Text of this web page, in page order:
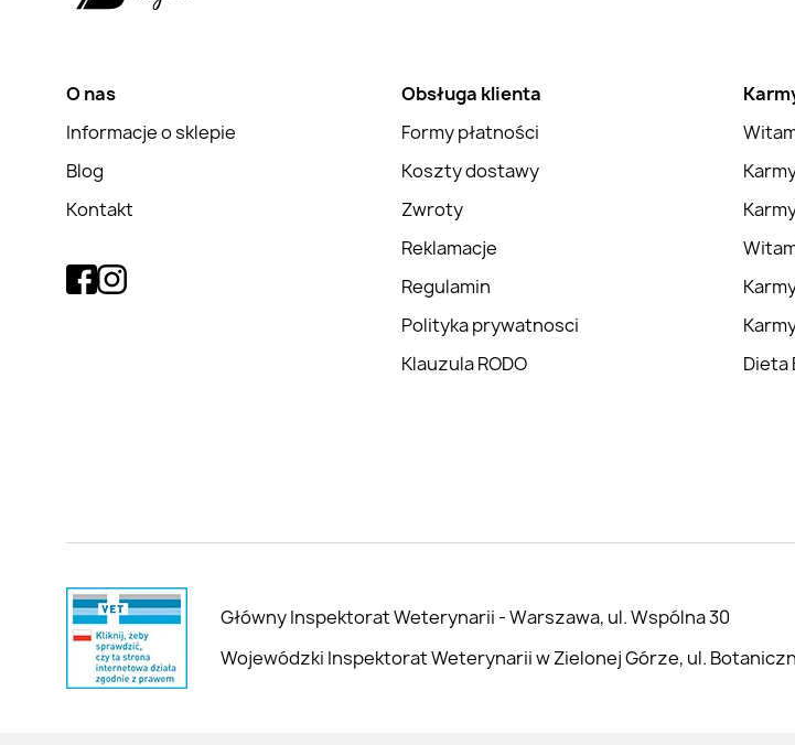
O nas
Informacje o sklepie
Blog
Kontakt
Obsługa klienta
Formy płatności
Koszty dostawy
Zwroty
Reklamacje
Regulamin
Polityka prywatnosci
Klauzula RODO
Dieta
Główny Inspektorat Weterynarii - Warszawa, ul. Wspólna 30
Wojewódzki Inspektorat Weterynarii w Zielonej Górze, ul.